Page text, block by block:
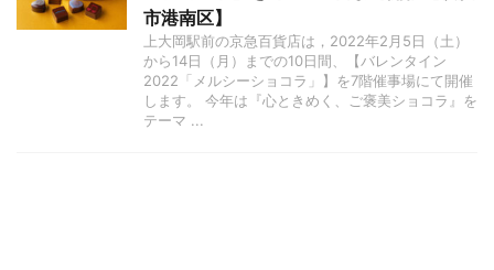
市港南区】
上大岡駅前の京急百貨店は，2022年2月5日（土）
から14日（月）までの10日間、【バレンタイン
2022「メルシーショコラ」】を7階催事場にて開催
します。 今年は『心ときめく、ご褒美ショコラ』を
テーマ ...